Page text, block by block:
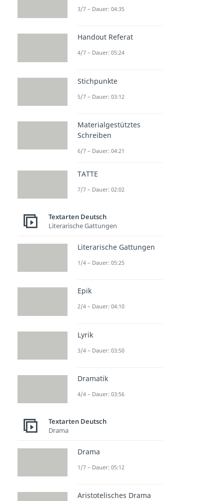
3/7 – Dauer: 04:35
Handout Referat
4/7 – Dauer: 05:24
Stichpunkte
5/7 – Dauer: 03:12
Materialgestütztes
Schreiben
6/7 – Dauer: 04:21
TATTE
7/7 – Dauer: 02:02
Textarten Deutsch
Literarische Gattungen
Literarische Gattungen
1/4 – Dauer: 05:25
Epik
2/4 – Dauer: 04:10
Lyrik
3/4 – Dauer: 03:50
Dramatik
4/4 – Dauer: 03:56
Textarten Deutsch
Drama
Drama
1/7 – Dauer: 05:12
Aristotelisches Drama